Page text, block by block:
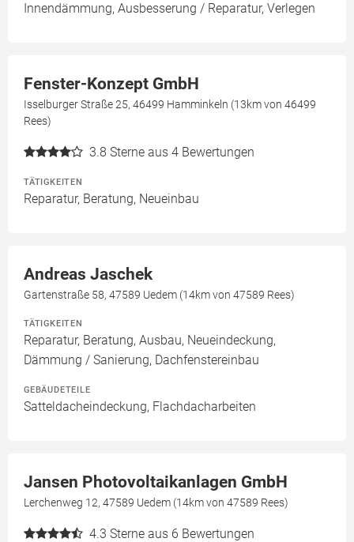
Innendämmung, Ausbesserung / Reparatur, Verlegen
Fenster-Konzept GmbH
Isselburger Straße 25, 46499 Hamminkeln (13km von 46499
Rees)
3.8 Sterne aus 4 Bewertungen
TÄTIGKEITEN
Reparatur, Beratung, Neueinbau
Andreas Jaschek
Gartenstraße 58, 47589 Uedem (14km von 47589 Rees)
TÄTIGKEITEN
Reparatur, Beratung, Ausbau, Neueindeckung,
Dämmung / Sanierung, Dachfenstereinbau
GEBÄUDETEILE
Satteldacheindeckung, Flachdacharbeiten
Jansen Photovoltaikanlagen GmbH
Lerchenweg 12, 47589 Uedem (14km von 47589 Rees)
4.3 Sterne aus 6 Bewertungen